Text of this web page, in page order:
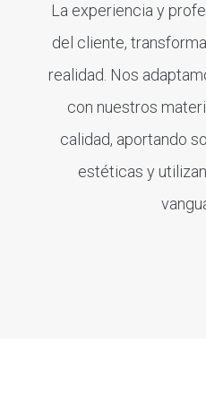
La experiencia y
del cliente,
realidad. Nos
con nuestros
calidad, aportando
estéticas y